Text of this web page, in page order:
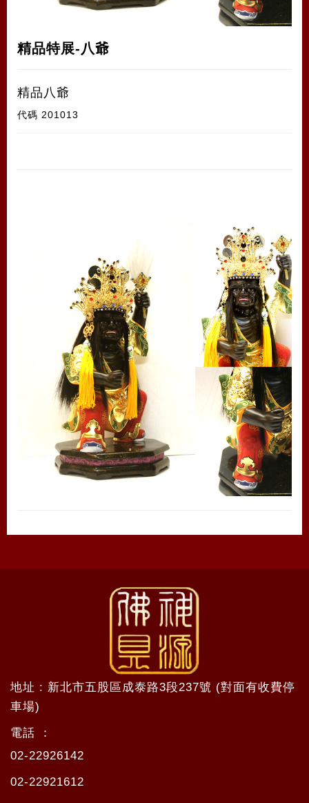
精品特展-八爺
精品八爺
代碼 201013
地址 : 新北市五股區成泰路3段237號 (對面有收費停
車場)
電話 ：
02-22926142
02-22921612